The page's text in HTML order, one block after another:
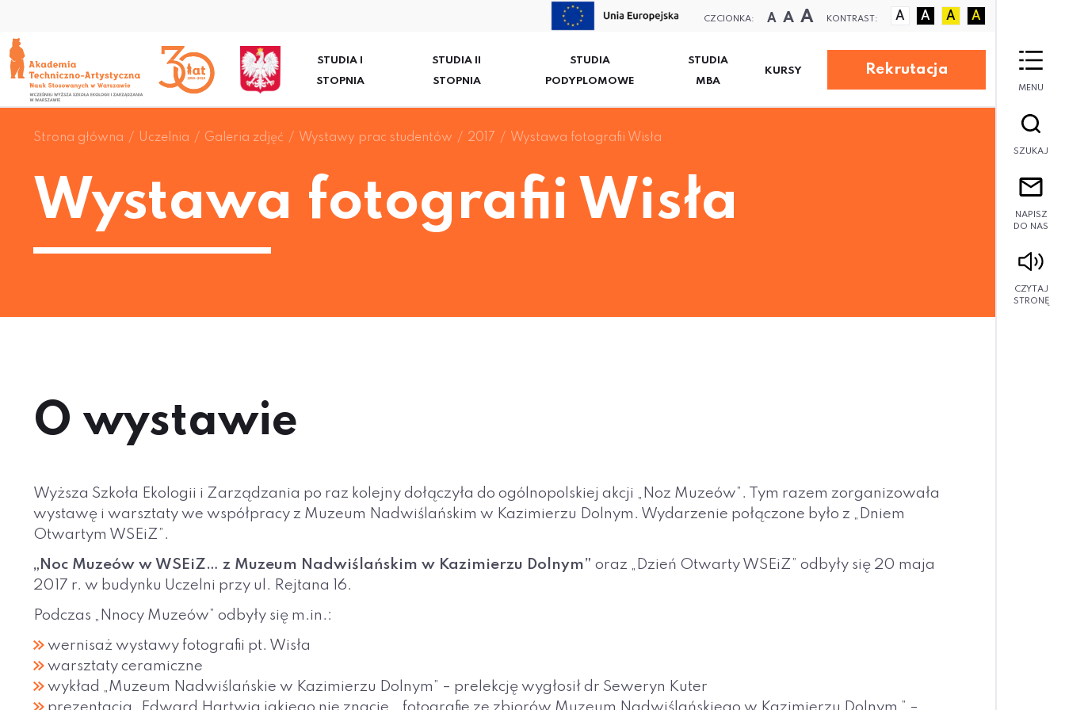
CZCIONKA: A A A KONTRAST: A A A A
STUDIA I
STOPNIA
STUDIA II
STOPNIA
STUDIA
PODYPLOMOWE
STUDIA
MBA
KURSY Rekrutacja
MENU
SZUKAJ
NAPISZ
DO NAS
CZYTAJ
STRONĘ
Strona główna Uczelnia Galeria zdjęć Wystawy prac studentów 2017 Wystawa fotografii Wisła
Wystawa fotografii Wisła
O wystawie
Wyższa Szkoła Ekologii i Zarządzania po raz kolejny dołączyła do ogólnopolskiej akcji „Noz Muzeów”. Tym razem zorganizowała
wystawę i warsztaty we współpracy z Muzeum Nadwiślańskim w Kazimierzu Dolnym. Wydarzenie połączone było z „Dniem
Otwartym WSEiZ”.
„Noc Muzeów w WSEiZ… z Muzeum Nadwiślańskim w Kazimierzu Dolnym” oraz „Dzień Otwarty WSEiZ” odbyły się 20 maja
2017 r. w budynku Uczelni przy ul. Rejtana 16.
Podczas „Nnocy Muzeów” odbyły się m.in.:
wernisaż wystawy fotografii pt. Wisła
warsztaty ceramiczne
wykład „Muzeum Nadwiślańskie w Kazimierzu Dolnym” – prelekcję wygłosił dr Seweryn Kuter